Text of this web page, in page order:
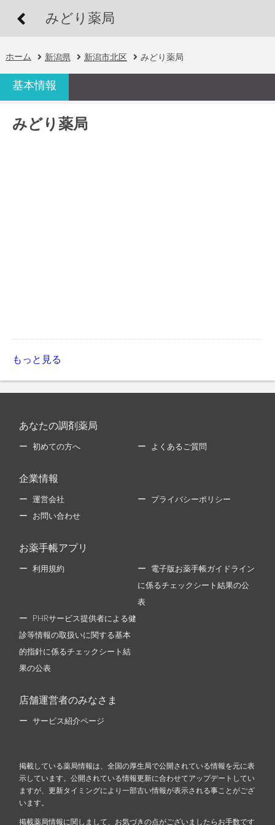
みどり薬局
ホーム 新潟県 新潟市北区 みどり薬局
基本情報
みどり薬局
もっと見る
あなたの調剤薬局
初めての方へ よくあるご質問
企業情報
運営会社 プライバシーポリシー
お問い合わせ
お薬手帳アプリ
利用規約 電子版お薬手帳ガイドライン
に係るチェックシート結果の公
表
PHRサービス提供者による健
診等情報の取扱いに関する基本
的指針に係るチェックシート結
果の公表
店舗運営者のみなさま
サービス紹介ページ
掲載している薬局情報は、全国の厚生局で公開されている情報を元に表
示しています。公開されている情報更新に合わせてアップデートしてい
ますが、更新タイミングにより一部古い情報が表示される事ことがござ
います。
掲載薬局情報に関しまして、お気づきの点がございましたらお手数です